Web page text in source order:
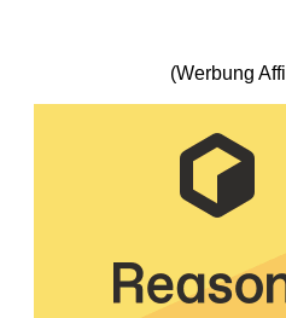
(Werbung